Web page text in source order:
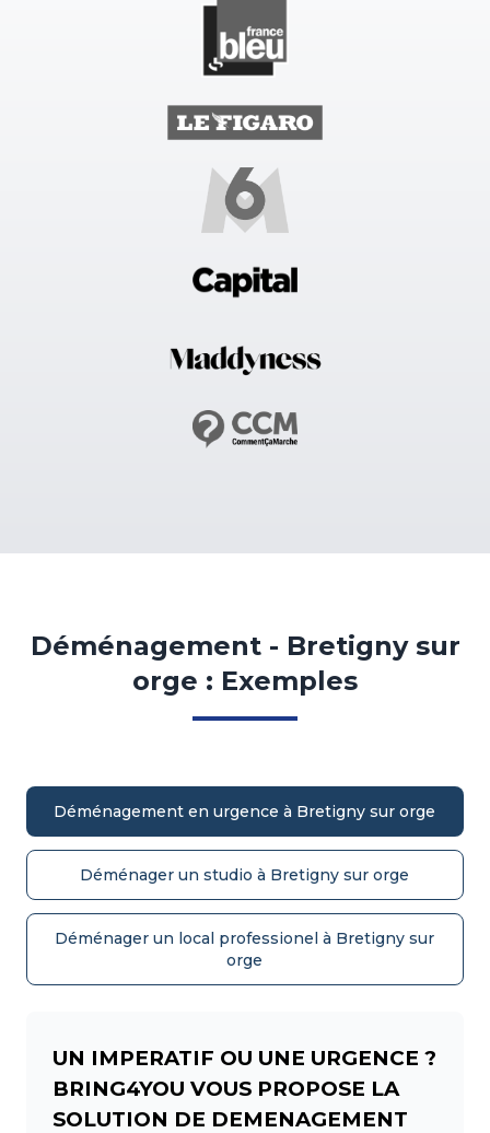
Déménagement - Bretigny sur
orge : Exemples
Déménagement en urgence à Bretigny sur orge
Déménager un studio à Bretigny sur orge
Déménager un local professionel à Bretigny sur
orge
UN IMPERATIF OU UNE URGENCE ?
BRING4YOU VOUS PROPOSE LA
SOLUTION DE DEMENAGEMENT